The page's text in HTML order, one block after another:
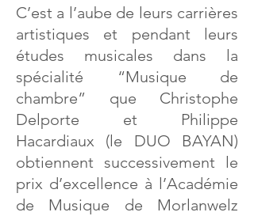
C’est a l’aube de leurs carrières
artistiques et pendant leurs
études musicales dans la
spécialité “Musique de
chambre” que Christophe
Delporte et Philippe
Hacardiaux (le DUO BAYAN)
obtiennent successivement le
prix d’excellence à l’Académie
de Musique de Morlanwelz